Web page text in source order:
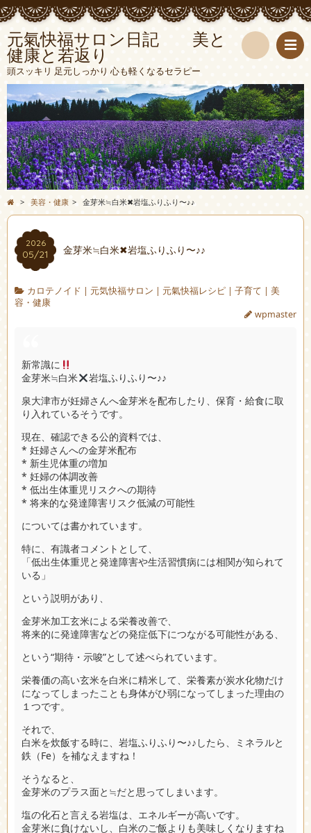
元氣快福サロン日記 美と
健康と若返り
頭スッキリ 足元しっかり 心も軽くなるセラピー
索
> 美容・健康 > 金芽米≒白米✖︎岩塩ふりふり〜♪♪
2026
05/21 金芽米≒白米✖︎岩塩ふりふり〜♪♪
カロテノイド | 元気快福サロン | 元氣快福レシピ| 子育て | 美
容・健康
wpmaster
新常識に
金芽米≒白米
岩塩ふりふり〜♪♪
泉大津市が妊婦さんへ金芽米を配布したり、保育・給食に取
り入れているそうです。
現在、確認できる公的資料では、
* 妊婦さんへの金芽米配布
* 新生児体重の増加
* 妊婦の体調改善
* 低出生体重児リスクへの期待
* 将来的な発達障害リスク低減の可能性
については書かれています。
特に、有識者コメントとして、
「低出生体重児と発達障害や生活習慣病には相関が知られて
いる」
という説明があり、
金芽米加工玄米による栄養改善で、
将来的に発達障害などの発症低下につながる可能性がある、
という“期待・示唆”として述べられています。
栄養価の高い玄米を白米に精米して、栄養素が炭水化物だけ
になってしまったことも身体がひ弱になってしまった理由の
１つです。
それで、
白米を炊飯する時に、岩塩ふりふり〜♪♪したら、ミネラルと
鉄（Fe）を補なえますね！
そうなると、
金芽米のプラス面と≒だと思ってしまいます。
塩の化石と言える岩塩は、エネルギーが高いです。
金芽米に負けないし、白米のご飯よりも美味しくなりますね